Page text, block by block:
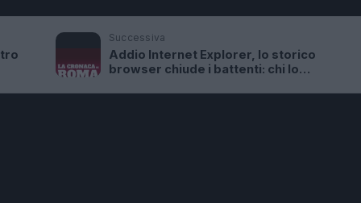
Successiva
Addio Internet Explorer, lo storico
browser chiude i battenti: chi lo